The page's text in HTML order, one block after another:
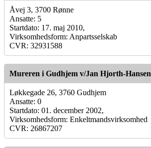
Åvej 3, 3700 Rønne
Ansatte: 5
Startdato: 17. maj 2010,
Virksomhedsform: Anpartsselskab
CVR: 32931588
Mureren i Gudhjem v/Jan Hjorth-Hansen
Løkkegade 26, 3760 Gudhjem
Ansatte: 0
Startdato: 01. december 2002,
Virksomhedsform: Enkeltmandsvirksomhed
CVR: 26867207